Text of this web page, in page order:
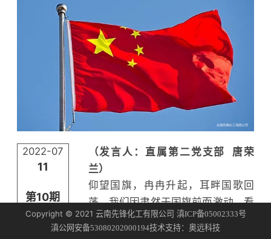
2022-07
11
第10期
（发言人：直属第二党支部 唐荣
兰）
仰望国旗，冉冉升起，耳畔国歌回
荡，我们因肃然于国旗前而激动。看
着鲜艳的五星红旗我最先想到的就是
Copyright © 2021 云南先锋化工有限公司 滇ICP备05002333号
滇公网安备53080202000194技术支持： 奥远科技